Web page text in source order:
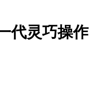
代灵巧操作